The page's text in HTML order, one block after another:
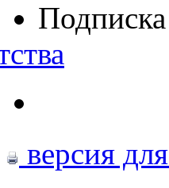
Подписка
версия